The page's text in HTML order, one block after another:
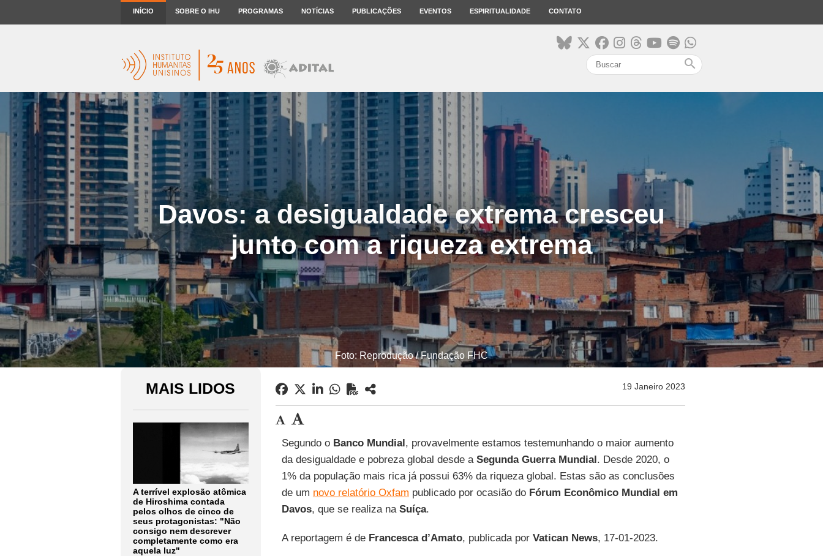
INÍCIO SOBRE O IHU PROGRAMAS NOTÍCIAS PUBLICAÇÕES EVENTOS ESPIRITUALIDADE CONTATO
search
Davos: a desigualdade extrema cresceu
junto com a riqueza extrema
Foto: Reprodução / Fundação FHC
MAIS LIDOS
A terrível explosão atômica
de Hiroshima contada
pelos olhos de cinco de
seus protagonistas: "Não
consigo nem descrever
completamente como era
aquela luz"
19 Janeiro 2023
Segundo o Banco Mundial, provavelmente estamos testemunhando o maior aumento
da desigualdade e pobreza global desde a Segunda Guerra Mundial. Desde 2020, o
1% da população mais rica já possui 63% da riqueza global. Estas são as conclusões
de um novo relatório Oxfam publicado por ocasião do Fórum Econômico Mundial em
Davos, que se realiza na Suíça.
A reportagem é de Francesca d’Amato, publicada por Vatican News, 17-01-2023.